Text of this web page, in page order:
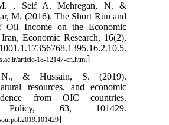
, Seif A. Mehregan, N. &
M. (2016). The Short Run and
Oil Income on the Economic
Economic Research, 16(2),
article-18-12147-en.html]
& Hussain, S. (2019).
resources, and economic
from OIC countries.
Policy, 63, 101429.
]